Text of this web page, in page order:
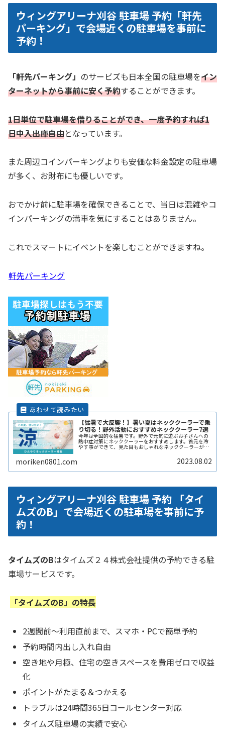
ウィングアリーナ刈谷 駐車場 予約「軒先
パーキング」で会場近くの駐車場を事前に
予約！
「軒先パーキング」 のサービズも日本全国の駐車場をイン
ターネットから事前に安く予約することができます。
1日単位で駐車場を借りることができ、一度予約すれば1
日中入出庫自由となっています。
また周辺コインパーキングよりも安価な料金設定の駐車場
が多く、お財布にも優しいです。
おでかけ前に駐車場を確保できることで、当日は混雑やコ
インパーキングの満車を気にすることはありません。
これでスマートにイベントを楽しむことができますね。
軒先パーキング
【猛暑で大反響！】暑い夏はネッククーラーで乗
り切る！野外活動におすすめネッククーラー7選
今年は全国的な猛暑です。野外で元気に遊ぶお子さんへの
熱中症対策にネッククーラーをおすすめします。首元を冷
やす事ができて、見た目もおしゃれなネッククーラーがそ
お子さんとの楽しい思い出作りをしReadMore...
moriken0801.com 2023.08.02
ウィングアリーナ刈谷 駐車場 予約 「タイ
ムズのB」で会場近くの駐車場を事前に予
約！
タイムズのBはタイムズ２４株式会社提供の予約できる駐
車場サービスです。
「タイムズのB」の特長
2週間前～利用直前まで、スマホ・PCで簡単予約
予約時間内出し入れ自由
空き地や月極、住宅の空きスペースを費用ゼロで収益
化
ポイントがたまる＆つかえる
トラブルは24時間365日コールセンター対応
タイムズ駐車場の実績で安心